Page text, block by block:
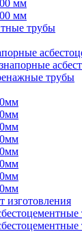
мм
мм
трубы
трубы
изготовления